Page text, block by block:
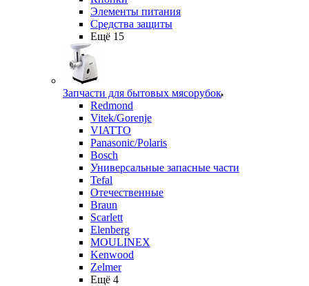
Элементы питания
Средства защиты
Ещё 15
Запчасти для бытовых мясорубок
Redmond
Vitek/Gorenje
VIATTO
Panasonic/Polaris
Bosch
Универсальные запасные части
Tefal
Отечественные
Braun
Scarlett
Elenberg
MOULINEX
Kenwood
Zelmer
Ещё 4